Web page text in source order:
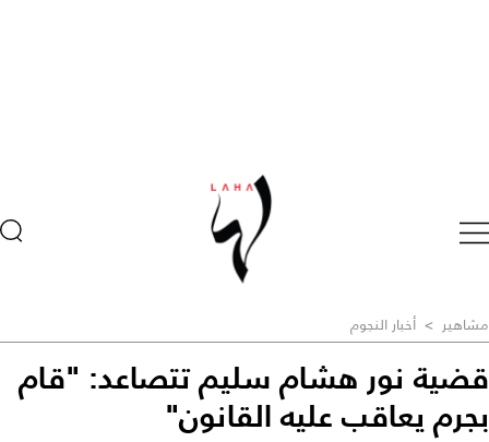
مشاهير > أخبار النجوم
قضية نور هشام سليم تتصاعد: "قام
بجرم يعاقب عليه القانون"